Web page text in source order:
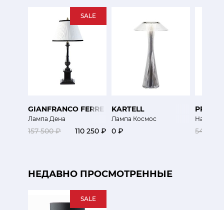
SALE
GIANFRANCO FERRE HOME
Лампа Дена
157 500 ₽ 110 250 ₽
KARTELL
Лампа Космос
0 ₽ 54 000
НЕДАВНО ПРОСМОТРЕННЫЕ
SALE